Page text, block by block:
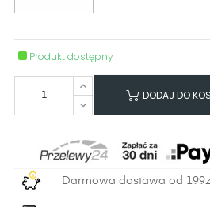
Produkt dostępny
DODAJ DO
Darmowa dostawa od